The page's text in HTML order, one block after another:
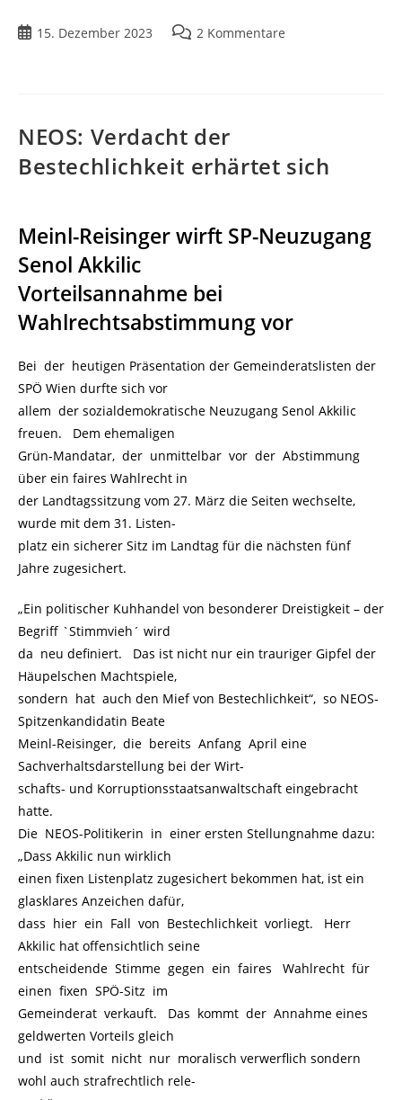
15. Dezember 2023 2 Kommentare
NEOS: Verdacht der
Bestechlichkeit erhärtet sich
Meinl-Reisinger wirft SP-Neuzugang
Senol Akkilic
Vorteilsannahme bei
Wahlrechtsabstimmung vor
Bei der heutigen Präsentation der Gemeinderatslisten der
SPÖ Wien durfte sich vor
allem der sozialdemokratische Neuzugang Senol Akkilic
freuen. Dem ehemaligen
Grün-Mandatar, der unmittelbar vor der Abstimmung
über ein faires Wahlrecht in
der Landtagssitzung vom 27. März die Seiten wechselte,
wurde mit dem 31. Listen-
platz ein sicherer Sitz im Landtag für die nächsten fünf
Jahre zugesichert.
„Ein politischer Kuhhandel von besonderer Dreistigkeit – der
Begriff `Stimmvieh´ wird
da neu definiert. Das ist nicht nur ein trauriger Gipfel der
Häupelschen Machtspiele,
sondern hat auch den Mief von Bestechlichkeit“, so NEOS-
Spitzenkandidatin Beate
Meinl-Reisinger, die bereits Anfang April eine
Sachverhaltsdarstellung bei der Wirt-
schafts- und Korruptionsstaatsanwaltschaft eingebracht
hatte.
Die NEOS-Politikerin in einer ersten Stellungnahme dazu:
„Dass Akkilic nun wirklich
einen fixen Listenplatz zugesichert bekommen hat, ist ein
glasklares Anzeichen dafür,
dass hier ein Fall von Bestechlichkeit vorliegt. Herr
Akkilic hat offensichtlich seine
entscheidende Stimme gegen ein faires Wahlrecht für
einen fixen SPÖ-Sitz im
Gemeinderat verkauft. Das kommt der Annahme eines
geldwerten Vorteils gleich
und ist somit nicht nur moralisch verwerflich sondern
wohl auch strafrechtlich rele-